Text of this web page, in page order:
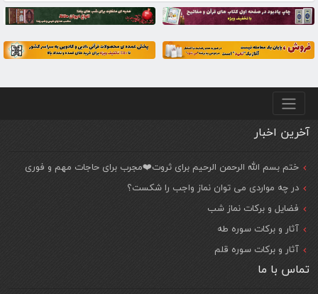
منو پایین
آخرین اخبار
ختم بسم الله الرحمن الرحیم برای ثروت❤️مجرب برای حاجات مهم و فوری
در چه مواردی می توان نماز واجب را شکست؟
فضایل و برکات نماز شب
آثار و برکات سوره طه
آثار و برکات سوره قلم
تماس با ما